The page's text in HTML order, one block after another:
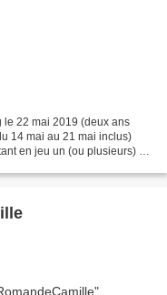
le 22 mai 2019 (deux ans
14 mai au 21 mai inclus)
en jeu un (ou plusieurs) de